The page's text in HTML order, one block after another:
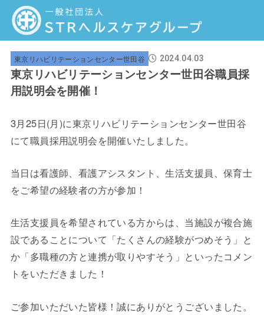
東京リハビリテーションセンター世田谷 2024.04.03
東京リハビリテーションセンター世田谷職員採
用説明会を開催！
3月25日(月)に東京リハビリテーションセンター世田谷
にて職員採用説明会を開催いたしました。
当日は看護師、看護アシスタント、生活支援員、保育士
をご希望の経験者の方が参加！
生活支援員を希望されている方からは、当施設が複合施
設であることについて「たくさんの経験がつめそう」と
か「多職種の方と連携が取りやすそう」といったコメン
トをいただきました！
ご参加いただいた皆様！誠にありがとうございました。